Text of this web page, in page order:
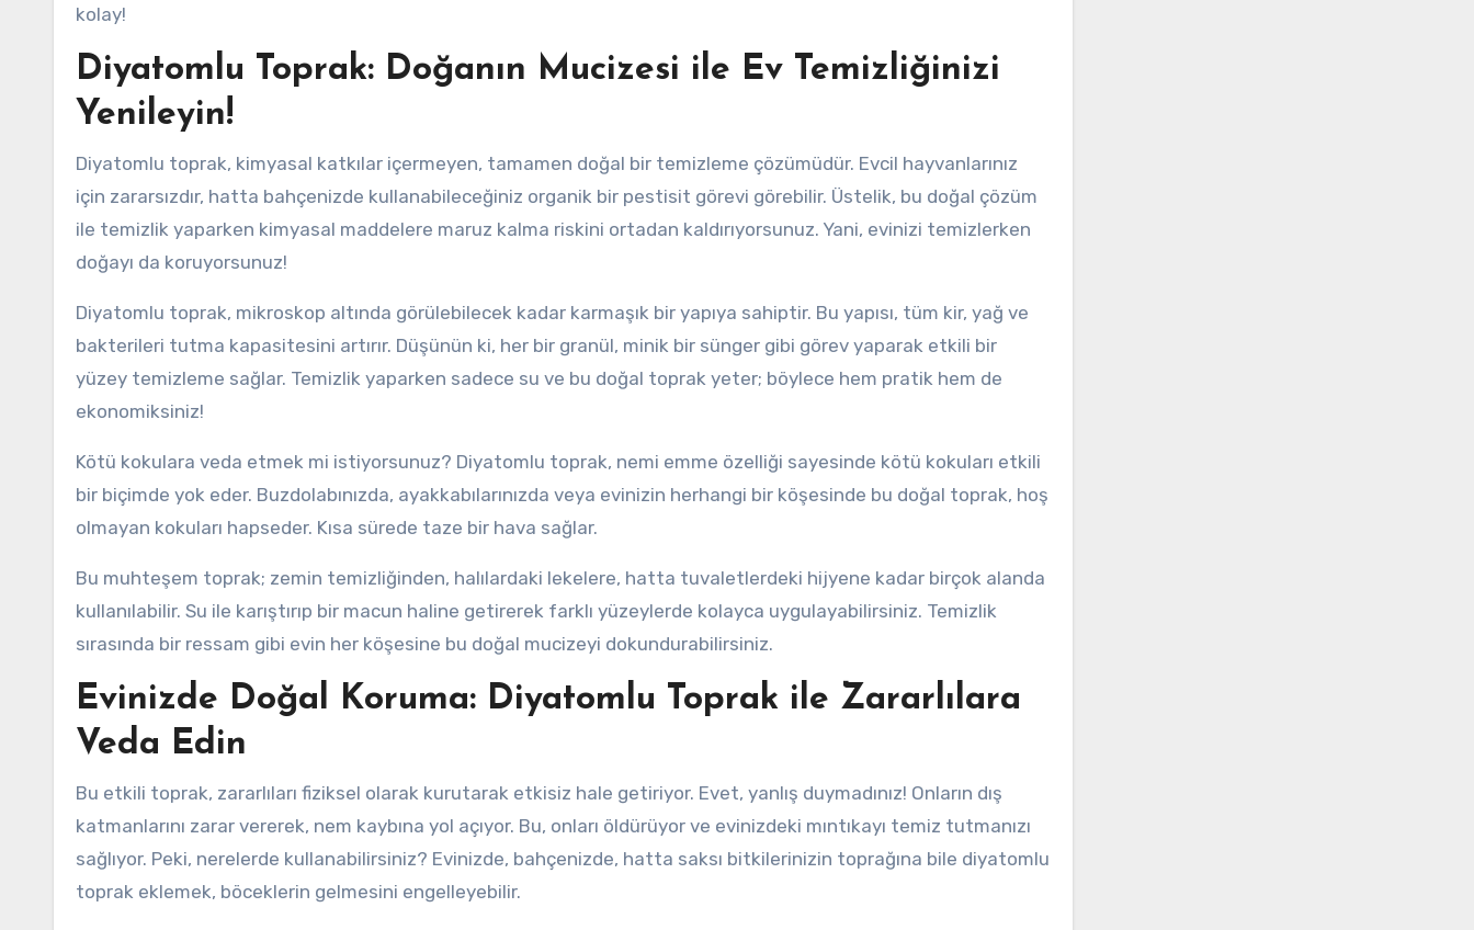
kolay!
Diyatomlu Toprak: Doğanın Mucizesi ile Ev Temizliğinizi
Yenileyin!
Diyatomlu toprak, kimyasal katkılar içermeyen, tamamen doğal bir temizleme çözümüdür. Evcil hayvanlarınız
için zararsızdır, hatta bahçenizde kullanabileceğiniz organik bir pestisit görevi görebilir. Üstelik, bu doğal çözüm
ile temizlik yaparken kimyasal maddelere maruz kalma riskini ortadan kaldırıyorsunuz. Yani, evinizi temizlerken
doğayı da koruyorsunuz!
Diyatomlu toprak, mikroskop altında görülebilecek kadar karmaşık bir yapıya sahiptir. Bu yapısı, tüm kir, yağ ve
bakterileri tutma kapasitesini artırır. Düşünün ki, her bir granül, minik bir sünger gibi görev yaparak etkili bir
yüzey temizleme sağlar. Temizlik yaparken sadece su ve bu doğal toprak yeter; böylece hem pratik hem de
ekonomiksiniz!
Kötü kokulara veda etmek mi istiyorsunuz? Diyatomlu toprak, nemi emme özelliği sayesinde kötü kokuları etkili
bir biçimde yok eder. Buzdolabınızda, ayakkabılarınızda veya evinizin herhangi bir köşesinde bu doğal toprak, hoş
olmayan kokuları hapseder. Kısa sürede taze bir hava sağlar.
Bu muhteşem toprak; zemin temizliğinden, halılardaki lekelere, hatta tuvaletlerdeki hijyene kadar birçok alanda
kullanılabilir. Su ile karıştırıp bir macun haline getirerek farklı yüzeylerde kolayca uygulayabilirsiniz. Temizlik
sırasında bir ressam gibi evin her köşesine bu doğal mucizeyi dokundurabilirsiniz.
Evinizde Doğal Koruma: Diyatomlu Toprak ile Zararlılara
Veda Edin
Bu etkili toprak, zararlıları fiziksel olarak kurutarak etkisiz hale getiriyor. Evet, yanlış duymadınız! Onların dış
katmanlarını zarar vererek, nem kaybına yol açıyor. Bu, onları öldürüyor ve evinizdeki mıntıkayı temiz tutmanızı
sağlıyor. Peki, nerelerde kullanabilirsiniz? Evinizde, bahçenizde, hatta saksı bitkilerinizin toprağına bile diyatomlu
toprak eklemek, böceklerin gelmesini engelleyebilir.